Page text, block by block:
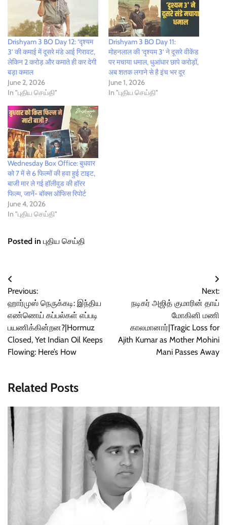
Drishyam 3 BO Day 12: ‘दृश्यम
3’ की कमाई में दूसरे मंडे आई गिरावट,
लेकिन 2 करोड़ और कमाते ही कर देगी
बड़ा कमाल
June 2, 2026
In "புதிய செய்தி"
Drishyam 3 BO Day 11:
मोहनलाल की ‘दृश्यम 3’ ने दूसरे वीकेंड
पर मचाया धमाल, धुआंधार छापे करोड़ों,
अब शतक लगाने से है इंच भर दूर
June 1, 2026
In "புதிய செய்தி"
Wednesday Box Office: बुधवार
को 7 में से 6 फिल्मों की हवा हुई टाइट,
बाजी मार ले गई हॉलीवुड की हॉरर
फिल्म, जानें- बॉक्स ऑफिस रिपोर्ट
June 4, 2026
In "புதிய செய்தி"
Posted in புதிய செய்தி
Post
navigation
Previous:
ஹார்முஸ் நெருக்கடி: இந்திய
எண்ணெய் கப்பல்கள் எப்படி
பயணிக்கின்றன?|Hormuz
Closed, Yet Indian Oil Keeps
Flowing: Here’s How
Next:
நடிகர் அஜித் குமாரின் தாய்
மோகினி மணி
காலமானார்|Tragic Loss for
Ajith Kumar as Mother Mohini
Mani Passes Away
Related Posts